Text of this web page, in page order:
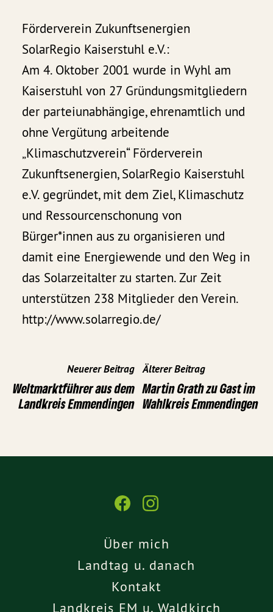
Förderverein Zukunftsenergien
SolarRegio Kaiserstuhl e.V.:
Am 4. Oktober 2001 wurde in Wyhl am
Kaiserstuhl von 27 Gründungsmitgliedern
der parteiunabhängige, ehrenamtlich und
ohne Vergütung arbeitende
„Klimaschutzverein“ Förderverein
Zukunftsenergien, SolarRegio Kaiserstuhl
e.V. gegründet, mit dem Ziel, Klimaschutz
und Ressourcenschonung von
Bürger*innen aus zu organisieren und
damit eine Energiewende und den Weg in
das Solarzeitalter zu starten. Zur Zeit
unterstützen 238 Mitglieder den Verein.
http://www.solarregio.de/
Neuerer Beitrag
Weltmarktführer aus dem
Landkreis Emmendingen
Älterer Beitrag
Martin Grath zu Gast im
Wahlkreis Emmendingen
Über mich
Landtag u. danach
Kontakt
Landkreis EM u. Waldkirch